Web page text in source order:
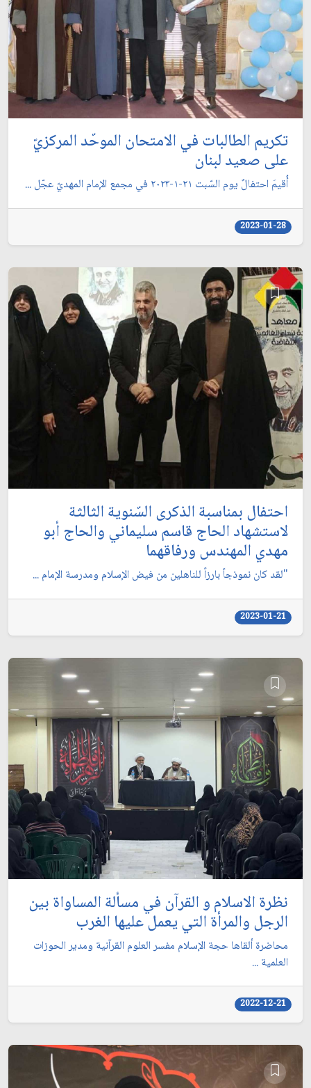
تكريم الطالبات في الامتحان الموحّد المركزيّ
على صعيد لبنان
أُقيمَ احتفالٌ يوم السّبت ٢١-١-٢٠٢٣ في مجمع الإمام المهديّ عجّل ...
2023-01-28
احتفال بمناسبة الذكرى السّنوية الثالثة
لاستشهاد الحاج قاسم سليماني والحاج أبو
مهدي المهندس ورفاقهما
"لقد كان نموذجاً بارزاً للناهلين من فيض الإسلام ومدرسة الإمام ...
2023-01-21
نظرة الاسلام و القرآن في مسألة المساواة بين
الرجل والمرأة التي يعمل عليها الغرب
محاضرة ألقاها حجة الإسلام مفسر العلوم القرآنية ومدير الحوزات
العلمية ...
2022-12-21